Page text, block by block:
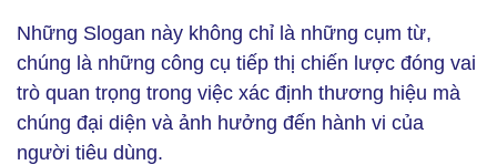
Những Slogan này không chỉ là những cụm từ,
chúng là những công cụ tiếp thị chiến lược đóng vai
trò quan trọng trong việc xác định thương hiệu mà
chúng đại diện và ảnh hưởng đến hành vi của
người tiêu dùng.